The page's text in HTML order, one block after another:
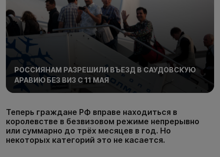
РОССИЯНАМ РАЗРЕШИЛИ ВЪЕЗД В САУДОВСКУЮ
АРАВИЮ БЕЗ ВИЗ С 11 МАЯ
Теперь граждане РФ вправе находиться в
королевстве в безвизовом режиме непрерывно
или суммарно до трёх месяцев в год. Но
некоторых категорий это не касается.